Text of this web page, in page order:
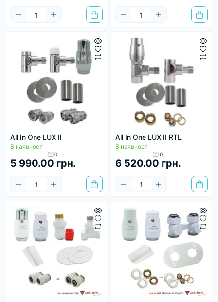
All In One LUX II
В наявності
0
5 990.00 грн.
All In One LUX II RTL
В наявності
0
6 520.00 грн.